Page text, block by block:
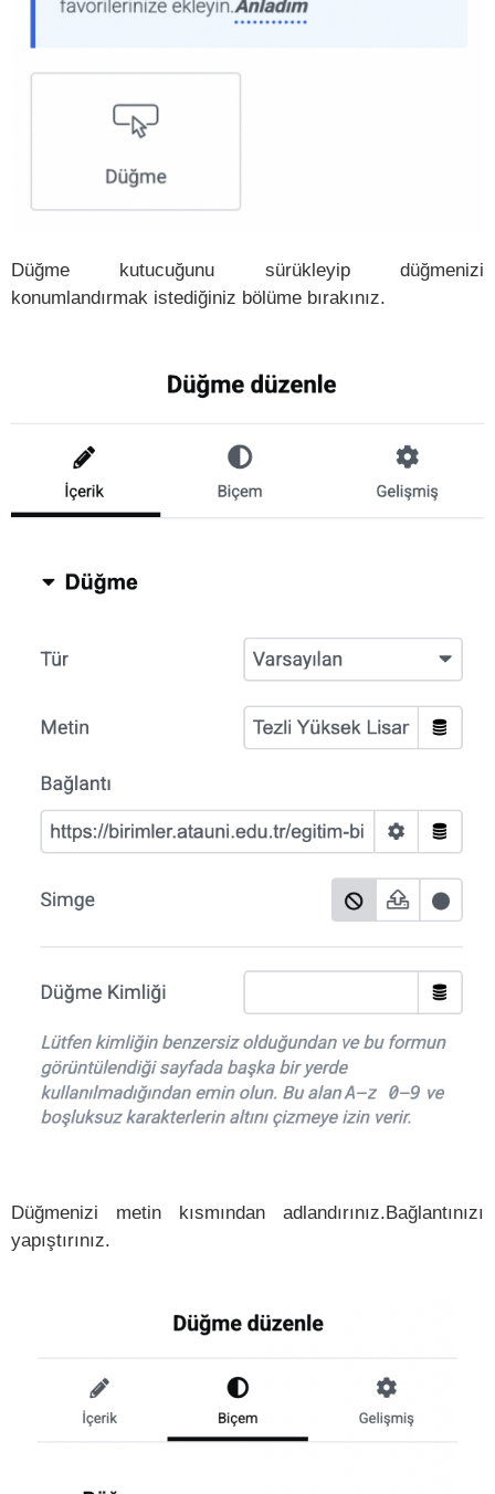
Düğme kutucuğunu sürükleyip düğmenizi
konumlandırmak istediğiniz bölüme bırakınız.
Düğmenizi metin kısmından adlandırınız.Bağlantınızı
yapıştırınız.